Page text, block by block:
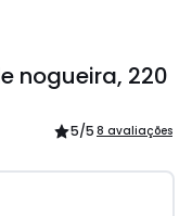
nogueira, 220
5/5 8 avaliações